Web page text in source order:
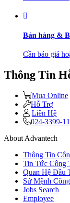
Bán hàng &
Cần báo giá
Thông Tin
Mua Online
Hỗ Trợ
Liên Hệ
024-3399-
About Advantech
Thông Tin
Tin Tức Công
Quan Hệ Đầu
Sứ Mệnh
Jobs Search
Employee